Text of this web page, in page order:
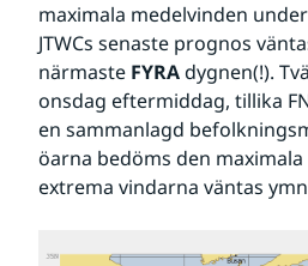
maximala medelvinden
JTWCs senaste prognos
närmaste FYRA dygnen(!).
onsdag eftermiddag, tillika
en sammanlagd
öarna bedöms den
extrema vindarna väntas